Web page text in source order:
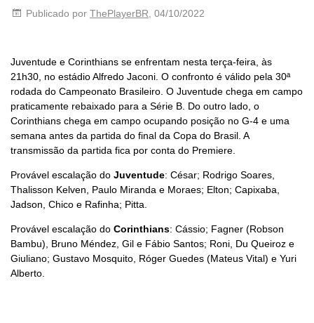
Publicado por ThePlayerBR , 04/10/2022
Juventude e Corinthians se enfrentam nesta terça-feira, às
21h30, no estádio Alfredo Jaconi. O confronto é válido pela 30ª
rodada do Campeonato Brasileiro. O Juventude chega em campo
praticamente rebaixado para a Série B. Do outro lado, o
Corinthians chega em campo ocupando posição no G-4 e uma
semana antes da partida do final da Copa do Brasil. A
transmissão da partida fica por conta do Premiere.
Provável escalação do Juventude: César; Rodrigo Soares,
Thalisson Kelven, Paulo Miranda e Moraes; Elton; Capixaba,
Jadson, Chico e Rafinha; Pitta.
Provável escalação do Corinthians: Cássio; Fagner (Robson
Bambu), Bruno Méndez, Gil e Fábio Santos; Roni, Du Queiroz e
Giuliano; Gustavo Mosquito, Róger Guedes (Mateus Vital) e Yuri
Alberto.